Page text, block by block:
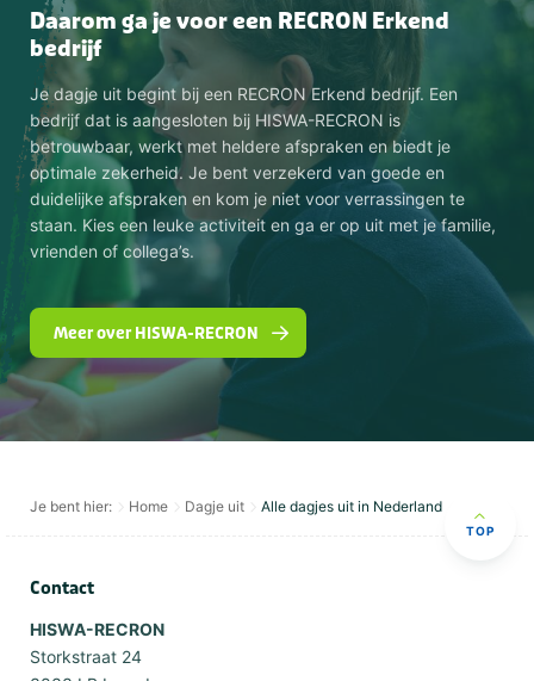
Daarom ga je voor een RECRON Erkend
bedrijf
Je dagje uit begint bij een RECRON Erkend bedrijf. Een
bedrijf dat is aangesloten bij HISWA-RECRON is
betrouwbaar, werkt met heldere afspraken en biedt je
optimale zekerheid. Je bent verzekerd van goede en
duidelijke afspraken en kom je niet voor verrassingen te
staan. Kies een leuke activiteit en ga er op uit met je familie,
vrienden of collega’s.
Meer over HISWA-RECRON
Je bent hier: Home Dagje uit Alle dagjes uit in Nederland
TOP
Contact
HISWA-RECRON
Storkstraat 24